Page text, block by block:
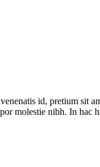
id, pretium sit
molestie nibh. In hac